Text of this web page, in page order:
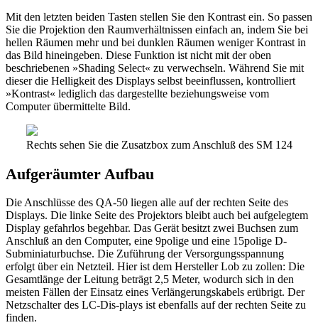
Mit den letzten beiden Tasten stellen Sie den Kontrast ein. So passen
Sie die Projektion den Raumverhältnissen einfach an, indem Sie bei
hellen Räumen mehr und bei dunklen Räumen weniger Kontrast in
das Bild hineingeben. Diese Funktion ist nicht mit der oben
beschriebenen »Shading Select« zu verwechseln. Während Sie mit
dieser die Helligkeit des Displays selbst beeinflussen, kontrolliert
»Kontrast« lediglich das dargestellte beziehungsweise vom
Computer übermittelte Bild.
Rechts sehen Sie die Zusatzbox zum Anschluß des SM 124
Aufgeräumter Aufbau
Die Anschlüsse des QA-50 liegen alle auf der rechten Seite des
Displays. Die linke Seite des Projektors bleibt auch bei aufgelegtem
Display gefahrlos begehbar. Das Gerät besitzt zwei Buchsen zum
Anschluß an den Computer, eine 9polige und eine 15polige D-
Subminiaturbuchse. Die Zuführung der Versorgungsspannung
erfolgt über ein Netzteil. Hier ist dem Hersteller Lob zu zollen: Die
Gesamtlänge der Leitung beträgt 2,5 Meter, wodurch sich in den
meisten Fällen der Einsatz eines Verlängerungskabels erübrigt. Der
Netzschalter des LC-Dis-plays ist ebenfalls auf der rechten Seite zu
finden.